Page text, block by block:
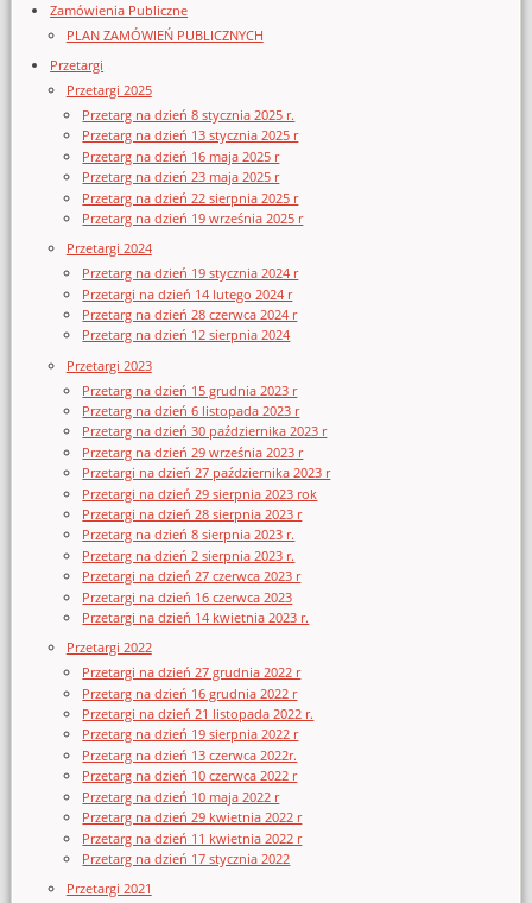
Zamówienia Publiczne
PLAN ZAMÓWIEŃ PUBLICZNYCH
Przetargi
Przetargi 2025
Przetarg na dzień 8 stycznia 2025 r.
Przetarg na dzień 13 stycznia 2025 r
Przetarg na dzień 16 maja 2025 r
Przetarg na dzień 23 maja 2025 r
Przetarg na dzień 22 sierpnia 2025 r
Przetarg na dzień 19 września 2025 r
Przetargi 2024
Przetarg na dzień 19 stycznia 2024 r
Przetargi na dzień 14 lutego 2024 r
Przetarg na dzień 28 czerwca 2024 r
Przetarg na dzień 12 sierpnia 2024
Przetargi 2023
Przetarg na dzień 15 grudnia 2023 r
Przetarg na dzień 6 listopada 2023 r
Przetarg na dzień 30 października 2023 r
Przetarg na dzień 29 września 2023 r
Przetargi na dzień 27 października 2023 r
Przetargi na dzień 29 sierpnia 2023 rok
Przetargi na dzień 28 sierpnia 2023 r
Przetarg na dzień 8 sierpnia 2023 r.
Przetarg na dzień 2 sierpnia 2023 r.
Przetargi na dzień 27 czerwca 2023 r
Przetargi na dzień 16 czerwca 2023
Przetargi na dzień 14 kwietnia 2023 r.
Przetargi 2022
Przetargi na dzień 27 grudnia 2022 r
Przetarg na dzień 16 grudnia 2022 r
Przetargi na dzień 21 listopada 2022 r.
Przetarg na dzień 19 sierpnia 2022 r
Przetarg na dzień 13 czerwca 2022r.
Przetarg na dzień 10 czerwca 2022 r
Przetarg na dzień 10 maja 2022 r
Przetarg na dzień 29 kwietnia 2022 r
Przetarg na dzień 11 kwietnia 2022 r
Przetarg na dzień 17 stycznia 2022
Przetargi 2021